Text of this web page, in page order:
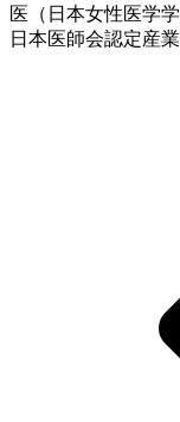
医（日本女性医学
日本医師会認定産